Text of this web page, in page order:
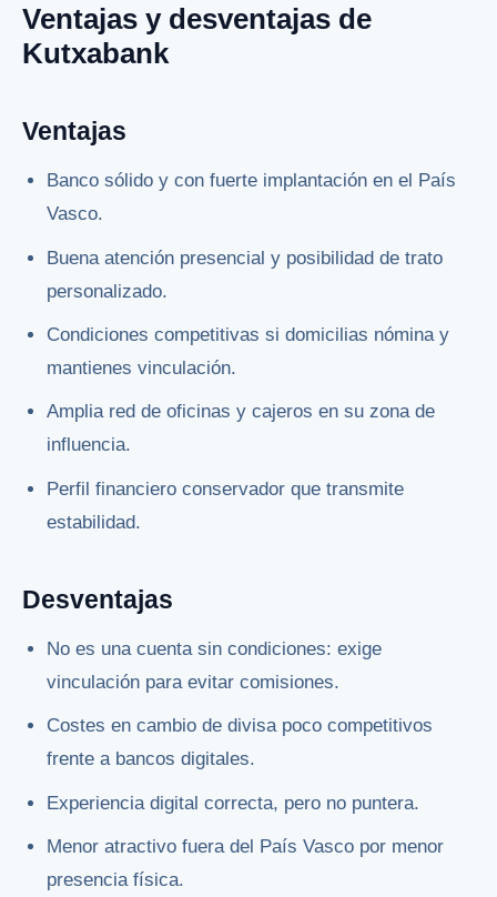
Ventajas y desventajas de
Kutxabank
Ventajas
Banco sólido y con fuerte implantación en el País
Vasco.
Buena atención presencial y posibilidad de trato
personalizado.
Condiciones competitivas si domicilias nómina y
mantienes vinculación.
Amplia red de oficinas y cajeros en su zona de
influencia.
Perfil financiero conservador que transmite
estabilidad.
Desventajas
No es una cuenta sin condiciones: exige
vinculación para evitar comisiones.
Costes en cambio de divisa poco competitivos
frente a bancos digitales.
Experiencia digital correcta, pero no puntera.
Menor atractivo fuera del País Vasco por menor
presencia física.